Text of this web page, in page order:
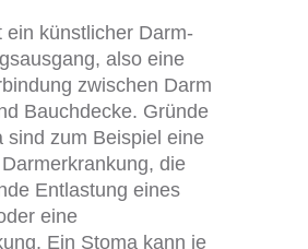
ein künstlicher Darm-
also eine
zwischen Darm
Bauchdecke. Gründe
sind zum Beispiel eine
die
Entlastung eines
eine
Ein Stoma kann je